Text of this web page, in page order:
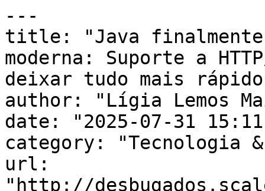
---
title: "Java
moderna: Suporte a
deixar tudo mais
author: "Lígia Lemos
date: "2025-07-31
category: "Tecnologia
url:
"http://